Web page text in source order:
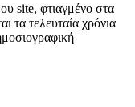
site, φτιαγμένο στα
τα τελευταία χρόνια